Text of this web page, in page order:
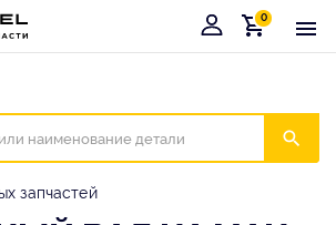
Корзина
0
запчастей